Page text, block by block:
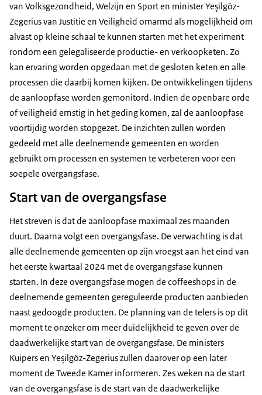
van Volksgezondheid, Welzijn en Sport en minister Yeşilgöz-
Zegerius van Justitie en Veiligheid omarmd als mogelijkheid om
alvast op kleine schaal te kunnen starten met het experiment
rondom een gelegaliseerde productie- en verkoopketen. Zo
kan ervaring worden opgedaan met de gesloten keten en alle
processen die daarbij komen kijken. De ontwikkelingen tijdens
de aanloopfase worden gemonitord. Indien de openbare orde
of veiligheid ernstig in het geding komen, zal de aanloopfase
voortijdig worden stopgezet. De inzichten zullen worden
gedeeld met alle deelnemende gemeenten en worden
gebruikt om processen en systemen te verbeteren voor een
soepele overgangsfase.
Start van de overgangsfase
Het streven is dat de aanloopfase maximaal zes maanden
duurt. Daarna volgt een overgangsfase. De verwachting is dat
alle deelnemende gemeenten op zijn vroegst aan het eind van
het eerste kwartaal 2024 met de overgangsfase kunnen
starten. In deze overgangsfase mogen de coffeeshops in de
deelnemende gemeenten gereguleerde producten aanbieden
naast gedoogde producten. De planning van de telers is op dit
moment te onzeker om meer duidelijkheid te geven over de
daadwerkelijke start van de overgangsfase. De ministers
Kuipers en Yeşilgöz-Zegerius zullen daarover op een later
moment de Tweede Kamer informeren. Zes weken na de start
van de overgangsfase is de start van de daadwerkelijke